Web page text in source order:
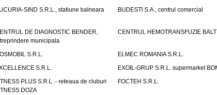
SIND S.R.L., statiune balneara
BUDESTI S.A., centrul comercial
DE DIAGNOSTIC BENDER,
municipala
CENTRUL HEMOTRANSFUZIE
S.R.L.
ELMEC ROMANIA S.R.L.
S.R.L.
EXOIL-GRUP S.R.L. supermarket
PLUS S.R.L. - reteaua de cluburi
DOZA
FOCTEH S.R.L.